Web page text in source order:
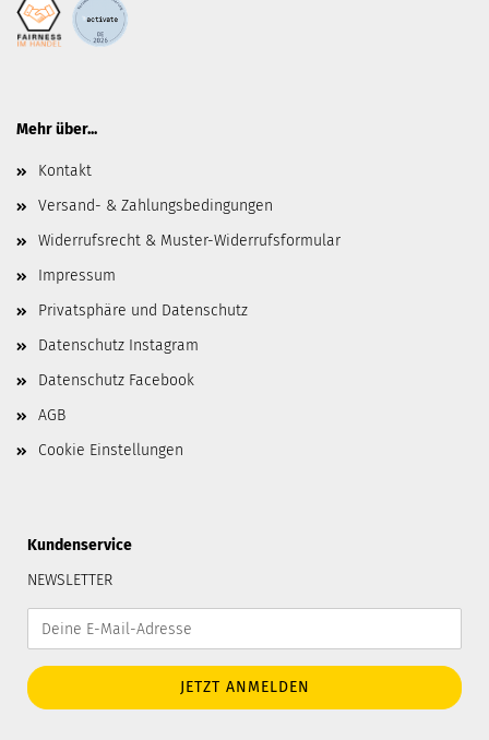
Mehr über...
Kontakt
Versand- & Zahlungsbedingungen
Widerrufsrecht & Muster-Widerrufsformular
Impressum
Privatsphäre und Datenschutz
Datenschutz Instagram
Datenschutz Facebook
AGB
Cookie Einstellungen
Kundenservice
NEWSLETTER